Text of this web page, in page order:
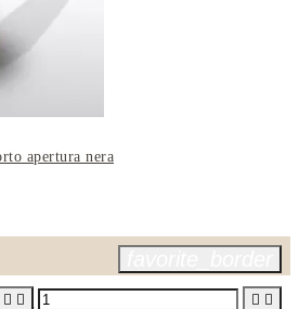
apertura nera
   